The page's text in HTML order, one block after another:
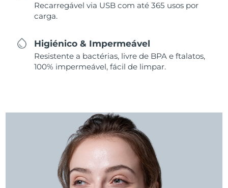
Recarregável via USB com até 365 usos por
carga.
Higiénico & Impermeável
Resistente a bactérias, livre de BPA e ftalatos,
100% impermeável, fácil de limpar.